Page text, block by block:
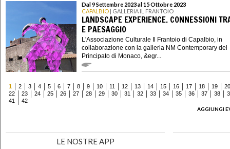
Dal 9 Settembre 2023 al 15 Ottobre 2023
CAPALBIO | GALLERIA IL FRANTOIO
LANDSCAPE EXPERIENCE. CONNESSIONI
E PAESAGGIO
L'Associazione Culturale Il Frantoio di Capalbio, in
collaborazione con la galleria NM Contemporary del
Principato di Monaco, &egr...
1 2 3 4 5 6 7 8 9 10 11 12 13 14 15 16 17 18 19
20
22
23 24 25 26 27 28 29 30 31 32 33 34 35 36 37 38
41
42
AGGIUNGI
LE NOSTRE APP